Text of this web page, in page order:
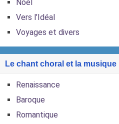
Noël
Vers l’Idéal
Voyages et divers
Le chant choral et la musique
Renaissance
Baroque
Romantique